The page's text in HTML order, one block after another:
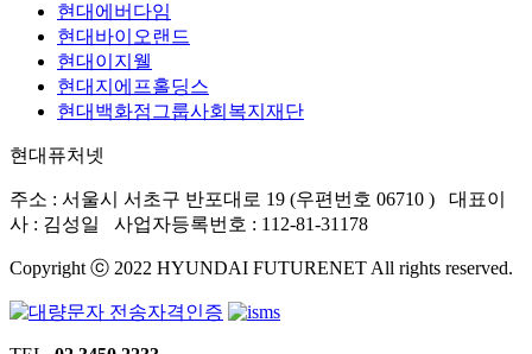
현대에버다임
현대바이오랜드
현대이지웰
현대지에프홀딩스
현대백화점그룹사회복지재단
현대퓨처넷
주소 : 서울시 서초구 반포대로 19 (우편번호 06710 )
대표이
사 : 김성일 사업자등록번호 : 112-81-31178
Copyright ⓒ 2022 HYUNDAI FUTURENET All rights reserved.